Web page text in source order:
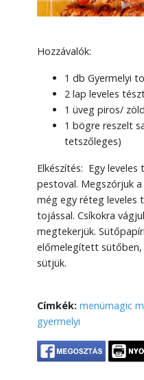
Hozzávalók:
1 db Gyermelyi
2 lap leveles
1 üveg piros/
1 bögre reszelt
tetszőleges)
Elkészítés: Egy leveles
pestoval. Megszórjuk
még egy réteg leveles
tojással. Csíkokra
megtekerjük.
előmelegített sütőben,
sütjük.
Címkék: menümagic
gyermelyi